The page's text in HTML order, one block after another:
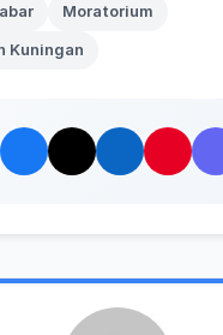
Moratorium
Kuningan